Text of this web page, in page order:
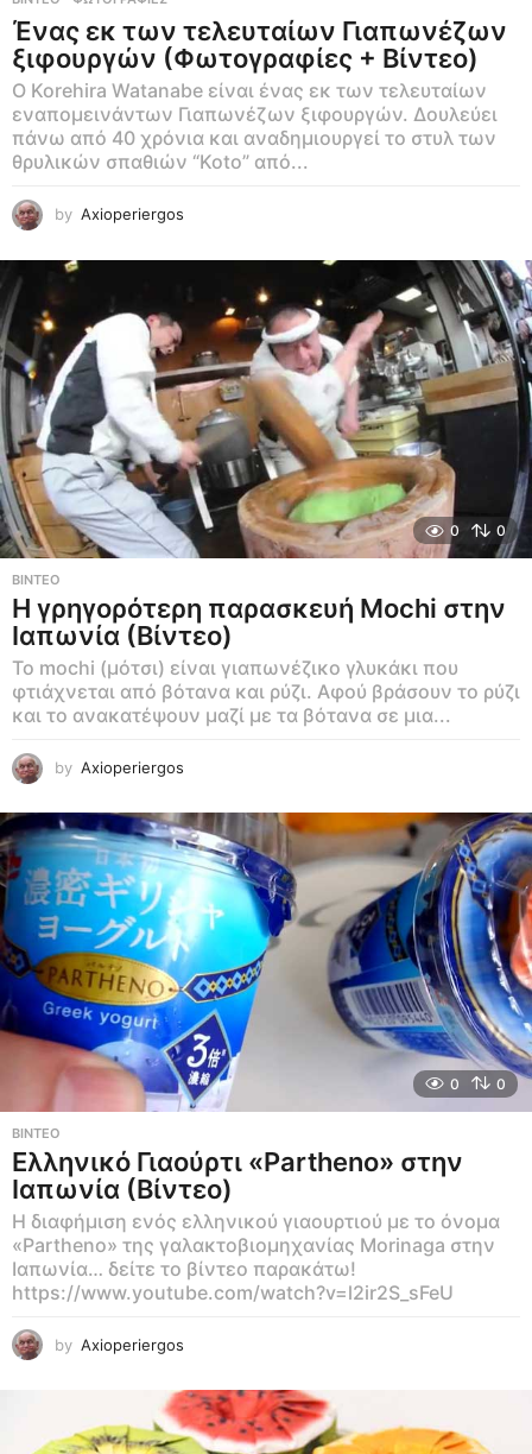
Ένας εκ των τελευταίων Γιαπωνέζων
ξιφουργών (Φωτογραφίες + Βίντεο)
Ο Korehira Watanabe είναι ένας εκ των τελευταίων
εναπομεινάντων Γιαπωνέζων ξιφουργών. Δουλεύει
πάνω από 40 χρόνια και αναδημιουργεί το στυλ των
θρυλικών σπαθιών “Koto” από...
by Axioperiergos
0 0
ΒΊΝΤΕΟ
Η γρηγορότερη παρασκευή Mochi στην
Ιαπωνία (Βίντεο)
Το mochi (μότσι) είναι γιαπωνέζικο γλυκάκι που
φτιάχνεται από βότανα και ρύζι. Αφού βράσουν το ρύζι
και το ανακατέψουν μαζί με τα βότανα σε μια...
by Axioperiergos
0 0
ΒΊΝΤΕΟ
Ελληνικό Γιαούρτι «Partheno» στην
Ιαπωνία (Βίντεο)
Η διαφήμιση ενός ελληνικού γιαουρτιού με το όνομα
«Partheno» της γαλακτοβιομηχανίας Morinaga στην
Ιαπωνία… δείτε το βίντεο παρακάτω!
https://www.youtube.com/watch?v=l2ir2S_sFeU
by Axioperiergos